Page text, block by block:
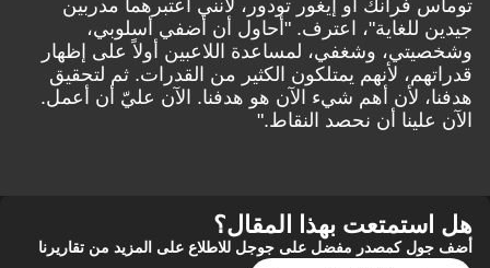
توماس فرانك أو إيغور تودور، لأنني أعتبرهما مدربين
جيدين للغاية"، اعترف. "أحاول أن أضفي أسلوبي،
وشخصيتي، وشغفي، لمساعدة اللاعبين أولاً على إظهار
قدراتهم، لأنهم يمتلكون الكثير من القدرات. ثم لتحقيق
هدفنا، لأن أهم شيء الآن هو هدفنا. الآن عليّ أن أعمل.
الآن علينا أن نحصد النقاط."
هل استمتعت بهذا المقال؟
أضف جول كمصدر مفضل على جوجل للاطلاع على المزيد من تقاريرنا